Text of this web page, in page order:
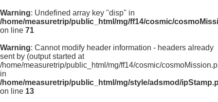
Warning: Undefined array key "disp" in
/home/measuretrip/public_html/mg/ff14/cosmic/
on line 71
Warning: Cannot modify header information - headers already
sent by (output started at
/home/measuretrip/public_html/mg/ff14/cosmic/
in
/home/measuretrip/public_html/mg/style/adsmod/
on line 13